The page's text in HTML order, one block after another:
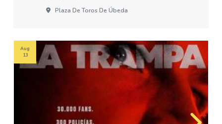
Plaza De Toros De Úbeda
Aug
13